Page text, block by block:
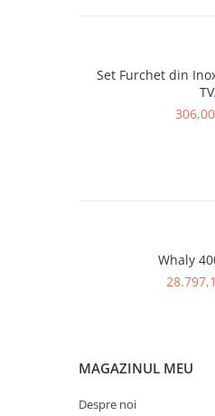
Set Furchet din
Whaly
MAGAZINUL MEU
Despre noi